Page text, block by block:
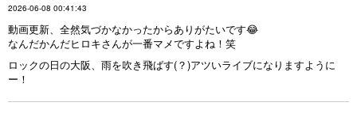
2026-06-08 00:41:43
動画更新、全然気づかなかったからありがたいです😂
なんだかんだヒロキさんが一番マメですよね！笑
ロックの日の大阪、雨を吹き飛ばす(？)アツいライブになりますように
ー！